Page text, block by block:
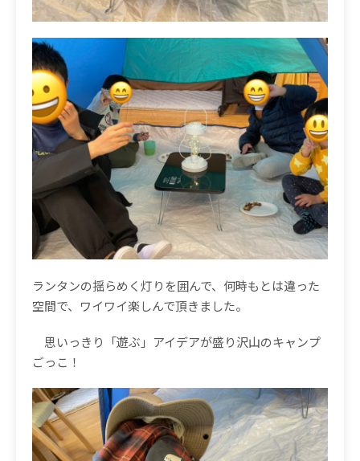
ランタンの揺らめく灯りを囲んで、何時もとは違った
空間で、ワイワイ楽しんで頂きました。
思いっきり「遊ぶ」アイデアが盛り沢山のキャンプ
ごっこ！